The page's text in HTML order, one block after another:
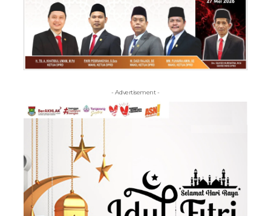
- Advertisement -